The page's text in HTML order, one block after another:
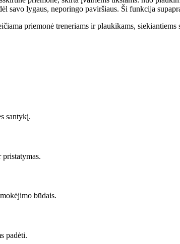
savo lygaus, neporingo paviršiaus. Ši funkcija
priemonė treneriams ir plaukikams,
santykį.
pristatymas.
būdais.
padėti.